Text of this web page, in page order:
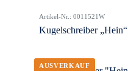
Artikel-Nr.: 0011521W
Kugelschreiber „Hein“